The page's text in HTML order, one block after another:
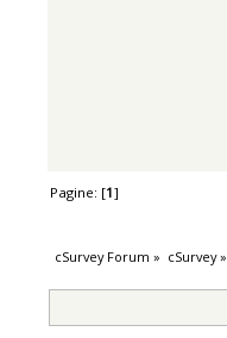
Pagine: [1]
cSurvey Forum » cSurvey»